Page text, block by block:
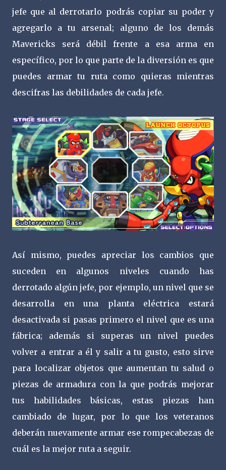
jefe que al derrotarlo podrás copiar su poder y
agregarlo a tu arsenal; alguno de los demás
Mavericks será débil frente a esa arma en
específico, por lo que parte de la diversión es que
puedes armar tu ruta como quieras mientras
descifras las debilidades de cada jefe.
Así mismo, puedes apreciar los cambios que
suceden en algunos niveles cuando has
derrotado algún jefe, por ejemplo, un nivel que se
desarrolla en una planta eléctrica estará
desactivada si pasas primero el nivel que es una
fábrica; además si superas un nivel puedes
volver a entrar a él y salir a tu gusto, esto sirve
para localizar objetos que aumentan tu salud o
piezas de armadura con la que podrás mejorar
tus habilidades básicas, estas piezas han
cambiado de lugar, por lo que los veteranos
deberán nuevamente armar ese rompecabezas de
cuál es la mejor ruta a seguir.